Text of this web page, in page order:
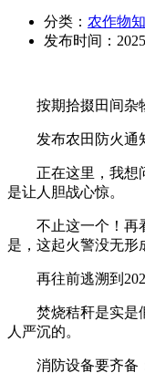
分类： 农作物
发布时间：
按期拾掇田间杂物
发布农田防火通知
正在这里，我想问
是让人胆战心惊。
不止这一个！再看
是，这起火警没无形
再往前逃溯到2022
焚烧秸秆是实是假
人严沉的。
消防设备要齐备：